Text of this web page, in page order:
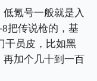
氪号一般就是入
把传说枪的，基
干员皮，比如黑
再加个几十到一百